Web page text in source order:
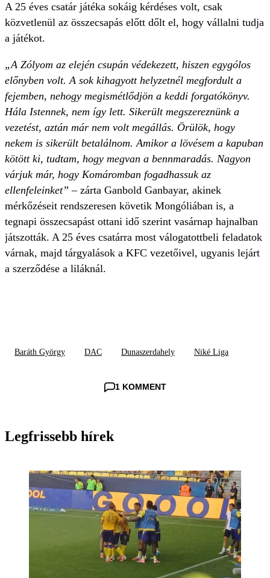
A 25 éves csatár játéka sokáig kérdéses volt, csak
közvetlenül az összecsapás előtt dőlt el, hogy vállalni tudja
a játékot.
„A Zólyom az elején csupán védekezett, hiszen egygólos
előnyben volt. A sok kihagyott helyzetnél megfordult a
fejemben, nehogy megismétlődjön a keddi forgatókönyv.
Hála Istennek, nem így lett. Sikerült megszereznünk a
vezetést, aztán már nem volt megállás. Örülök, hogy
nekem is sikerült betalálnom. Amikor a lövésem a kapuban
kötött ki, tudtam, hogy megvan a bennmaradás. Nagyon
várjuk már, hogy Komáromban fogadhassuk az
ellenfeleinket”– zárta Ganbold Ganbayar, akinek
mérkőzéseit rendszeresen követik Mongóliában is, a
tegnapi összecsapást ottani idő szerint vasárnap hajnalban
játszották. A 25 éves csatárra most válogatottbeli feladatok
várnak, majd tárgyalások a KFC vezetőivel, ugyanis lejárt
a szerződése a liláknál.
Baráth György DAC Dunaszerdahely Niké Liga
1 KOMMENT
Legfrissebb hírek